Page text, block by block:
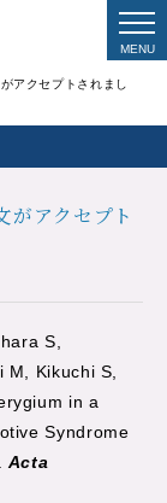
アクセプトされまし
がアクセプト
S,
M, Kikuchi S,
in a
Syndrome
Acta